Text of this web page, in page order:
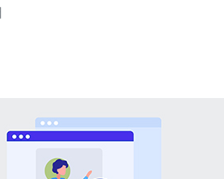
优化建议，确保你能够在战斗中游刃有